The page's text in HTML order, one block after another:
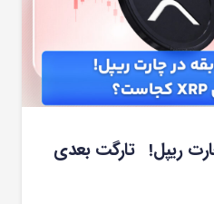
ریپل! تارگت بعدی